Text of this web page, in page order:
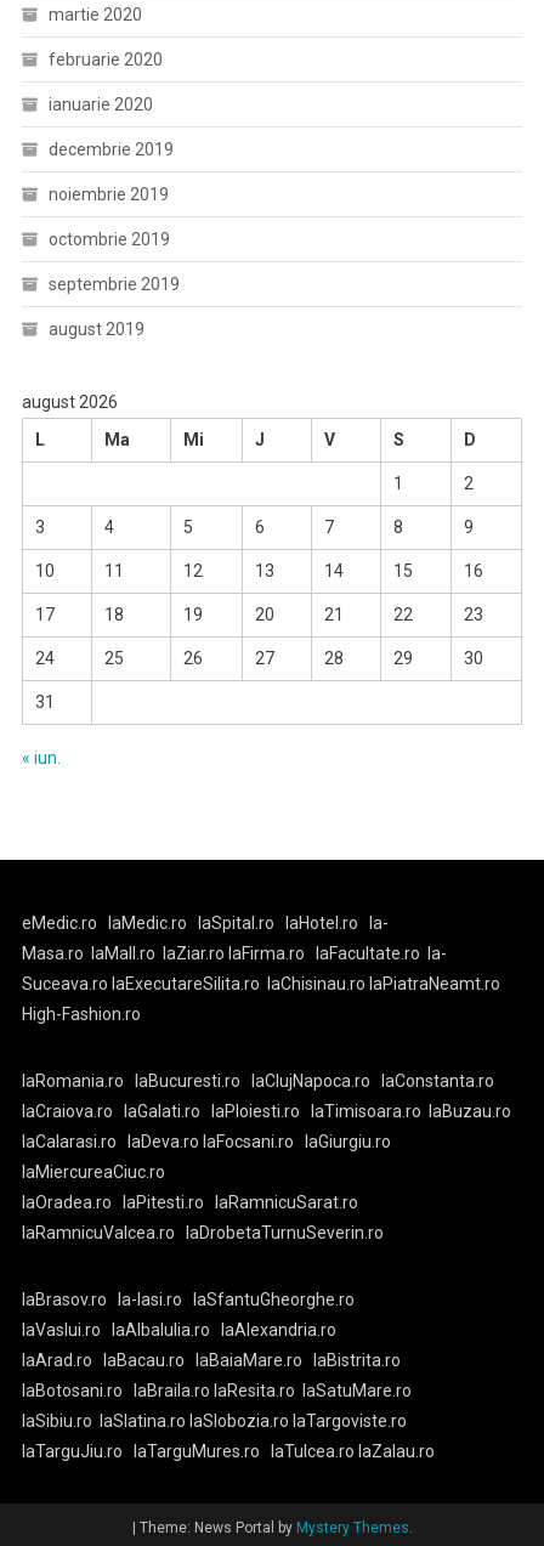
martie 2020
februarie 2020
ianuarie 2020
decembrie 2019
noiembrie 2019
octombrie 2019
septembrie 2019
august 2019
august 2026
L
Ma Mi J V S D
1 2
3 4 5 6 7 8 9
10 11 12 13 14 15 16
17 18 19 20 21 22 23
24 25 26 27 28 29 30
31
« iun.
eMedic.ro laMedic.ro laSpital.ro laHotel.ro
la-
Masa.ro
laMall.ro laZiar.ro laFirma.ro laFacultate.ro
la-
Suceava.ro laExecutareSilita.ro laChisinau.ro laPiatraNeamt.ro
High-Fashion.ro
laRomania.ro laBucuresti.ro laClujNapoca.ro
laConstanta.ro
laCraiova.ro
laGalati.ro laPloiesti.ro laTimisoara.ro
laBuzau.ro
laCalarasi.ro
laDeva.ro laFocsani.ro
laGiurgiu.ro
laMiercureaCiuc.ro
laOradea.ro
laPitesti.ro
laRamnicuSarat.ro
laRamnicuValcea.ro
laDrobetaTurnuSeverin.ro
laBrasov.ro la-Iasi.ro
laSfantuGheorghe.ro
laVaslui.ro
laAlbaIulia.ro
laAlexandria.ro
laArad.ro
laBacau.ro laBaiaMare.ro
laBistrita.ro
laBotosani.ro
laBraila.ro laResita.ro
laSatuMare.ro
laSibiu.ro
laSlatina.ro laSlobozia.ro laTargoviste.ro
laTarguJiu.ro
laTarguMures.ro laTulcea.ro laZalau.ro
Theme: News Portal by Mystery Themes.